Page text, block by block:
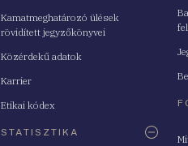
Kamatmeghatározó ülések
rövidített jegyzőkönyvei
Közérdekű adatok
Karrier
Etikai kódex
STATISZTIKA